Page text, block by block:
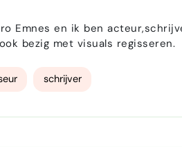
Emnes en ik ben
schrijver